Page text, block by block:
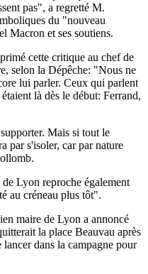
pas", a regretté M.
du "nouveau
Macron et ses soutiens.
cette critique au chef de
selon la Dépêche: "Nous ne
lui parler. Ceux qui parlent
là dès le début: Ferrand,
Mais si tout le
par s'isoler, car par nature
Lyon reproche également
au créneau plus tôt".
maire de Lyon a annoncé
la place Beauvau après
dans la campagne pour